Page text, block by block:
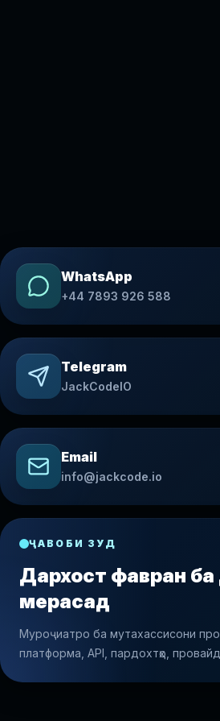
WhatsApp
+44 7893 926 588
Telegram
JackCodeIO
Email
info@jackcode.io
ҶАВОБИ ЗУД
Дархост фавран
мерасад
Муроҷиатро ба мутахассисони
платформа, API, пардохтҳо,